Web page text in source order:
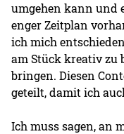
umgehen kann und
enger Zeitplan
ich mich
am Stück kreativ zu
bringen. Diesen
geteilt, damit ich
Ich muss sagen, an